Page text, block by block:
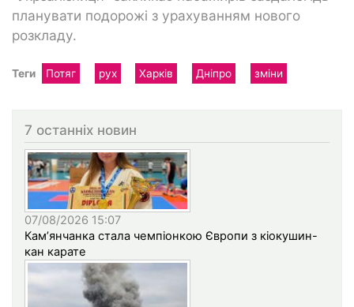
планувати подорожі з урахуванням нового
розкладу.
Теги Потяг рух Харків Дніпро зміни
7 останніх новин
07/08/2026 15:07
Кам’янчанка стала чемпіонкою Європи з кіокушин-
кан карате